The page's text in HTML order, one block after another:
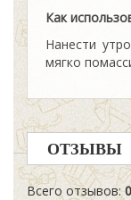
Как
Нанести
мягко
ОТЗЫВЫ
Всего отзывов: 0